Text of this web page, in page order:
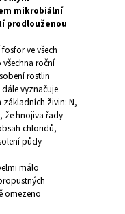
mikrobiální
prodlouženou
ve všech
roční
rostlin
vyznačuje
základních živin: N,
že hnojiva řady
chloridů,
půdy
málo
omezeno